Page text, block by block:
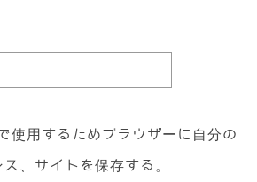
使用するためブラウザーに自分の
、サイトを保存する。